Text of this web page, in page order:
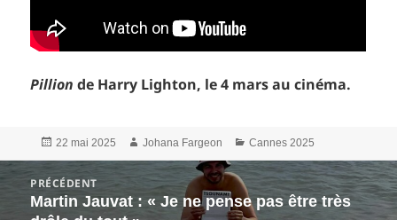
Pillion de Harry Lighton, le 4 mars au cinéma.
Publié
le
22 mai 2025 Auteur
Johana Fargeon Catégories
Cannes 2025
Navigation
l’article
PRÉCÉDENT
Article
Martin Jauvat : « Je ne pense pas être très